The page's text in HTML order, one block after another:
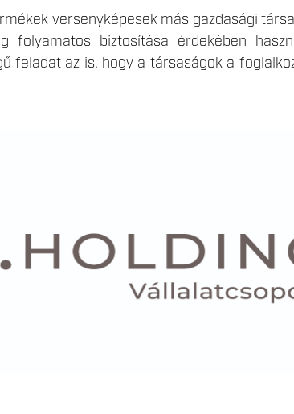
versenyképesek más gazdasági
biztosítása érdekében
feladat az is, hogy a társaságok a